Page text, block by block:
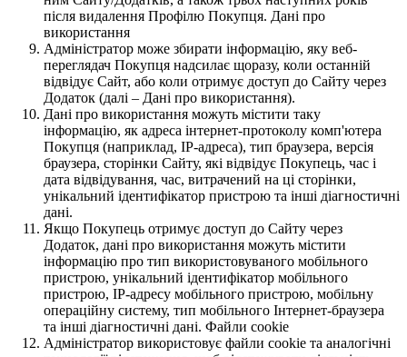
після видалення Профілю Покупця. Дані про
використання
Адміністратор може збирати інформацію, яку веб-
переглядач Покупця надсилає щоразу, коли останній
відвідує Сайт, або коли отримує доступ до Сайту через
Додаток (далі – Дані про використання).
Дані про використання можуть містити таку
інформацію, як адреса інтернет-протоколу комп'ютера
Покупця (наприклад, IP-адреса), тип браузера, версія
браузера, сторінки Сайту, які відвідує Покупець, час і
дата відвідування, час, витрачений на ці сторінки,
унікальний ідентифікатор пристрою та інші діагностичні
дані.
Якщо Покупець отримує доступ до Сайту через
Додаток, дані про використання можуть містити
інформацію про тип використовуваного мобільного
пристрою, унікальний ідентифікатор мобільного
пристрою, IP-адресу мобільного пристрою, мобільну
операційну систему, тип мобільного Інтернет-браузера
та інші діагностичні дані. Файли cookie
Адміністратор використовує файли cookie та аналогічні